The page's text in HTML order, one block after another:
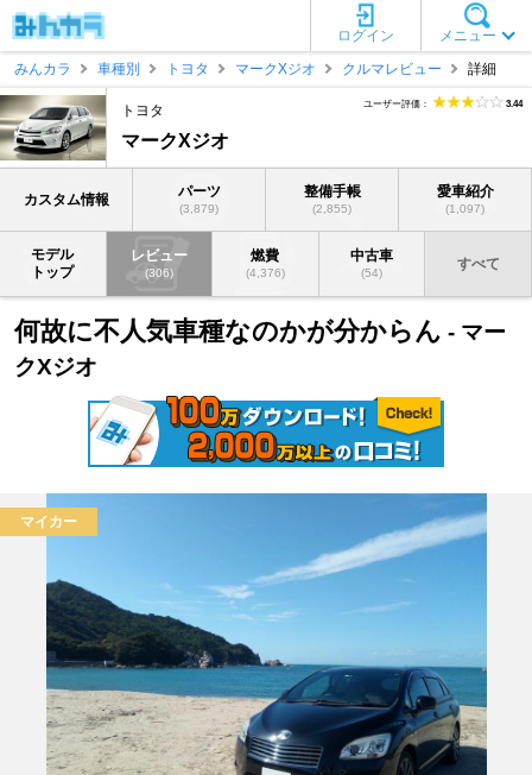
メニュー
ログイン
みんカラ
車種別 トヨタ マークXジオ クルマレビュー 詳細
トヨタ
マークXジオ
ユーザー評価： 3.44
カスタム情報 パーツ
(3,879)
整備手帳
(2,855)
愛車紹介
(1,097)
モデル
トップ
レビュー
(306)
燃費
(4,376)
中古車
(54)
すべて
何故に不人気車種なのかが分からん - マー
クXジオ
マイカー